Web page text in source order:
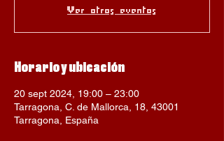
Ver otros eventos
Horario y ubicación
20 sept 2024, 19:00 – 23:00
Tarragona, C. de Mallorca, 18, 43001
Tarragona, España